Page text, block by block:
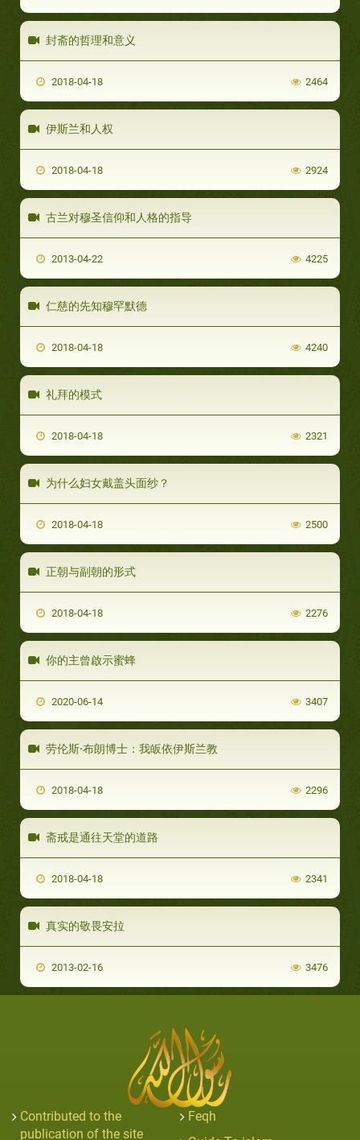
封斋的哲理和意义
2018-04-18 2464
伊斯兰和人权
2018-04-18 2924
古兰对穆圣信仰和人格的指导‬
2013-04-22 4225
仁慈的先知穆罕默德
2018-04-18 4240
礼拜的模式
2018-04-18 2321
为什么妇女戴盖头面纱？
2018-04-18 2500
正朝与副朝的形式
2018-04-18 2276
你的主曾啟示蜜蜂
2020-06-14 3407
劳伦斯·布朗博士：我皈依伊斯兰教
2018-04-18 2296
斋戒是通往天堂的道路
2018-04-18 2341
真实的敬畏安拉‬
2013-02-16 3476
Contributed to the
publication of the site
Feqh